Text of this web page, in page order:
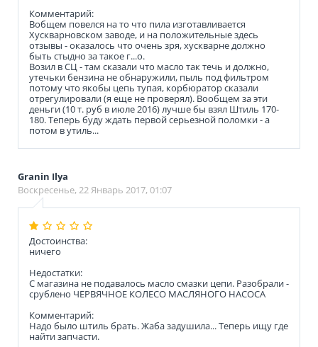
Комментарий:
Вобщем повелся на то что пила изготавливается
Хускварновском заводе, и на положительные здесь
отзывы - оказалось что очень зря, хускварне должно
быть стыдно за такое г...о.
Возил в СЦ - там сказали что масло так течь и должно,
утечьки бензина не обнаружили, пыль под фильтром
потому что якобы цепь тупая, корбюратор сказали
отрегулировали (я еще не проверял). Вообщем за эти
деньги (10 т. руб в июле 2016) лучше бы взял Штиль 170-
180. Теперь буду ждать первой серьезной поломки - а
потом в утиль...
Granin Ilya
Воскресенье, 22 Январь 2017, 01:07
Достоинства:
ничего
Недостатки:
С магазина не подавалось масло смазки цепи. Разобрали -
срублено ЧЕРВЯЧНОЕ КОЛЕСО МАСЛЯНОГО НАСОСА
Комментарий:
Надо было штиль брать. Жаба задушила... Теперь ищу где
найти запчасти.